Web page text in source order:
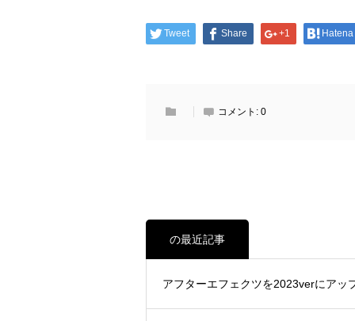
Tweet Share +1 Hatena
コメント: 0
の最近記事
アフターエフェクツを2023verにアッ